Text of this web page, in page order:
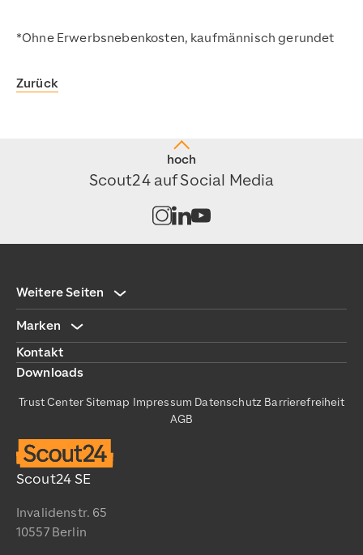
*Ohne Erwerbsnebenkosten, kaufmännisch gerundet
Zurück
hoch
Scout24 auf Social Media
Kanal auf Instagram öffnen
Kanal auf LinkedIn öffnen
Weitere Seiten
Marken
Kontakt
Downloads
Scout24 SE
Invalidenstr. 65
10557 Berlin
Trust CenterSitemap Impressum Datenschutz Barrierefreiheit
AGB